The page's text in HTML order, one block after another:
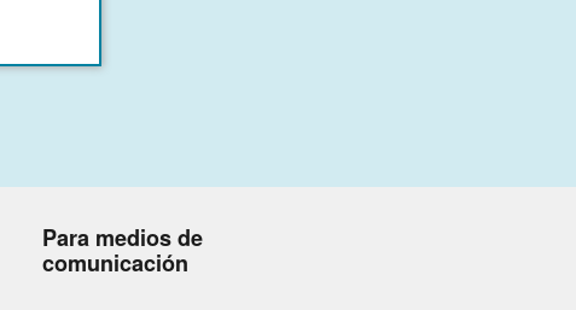
Para medios de
comunicación